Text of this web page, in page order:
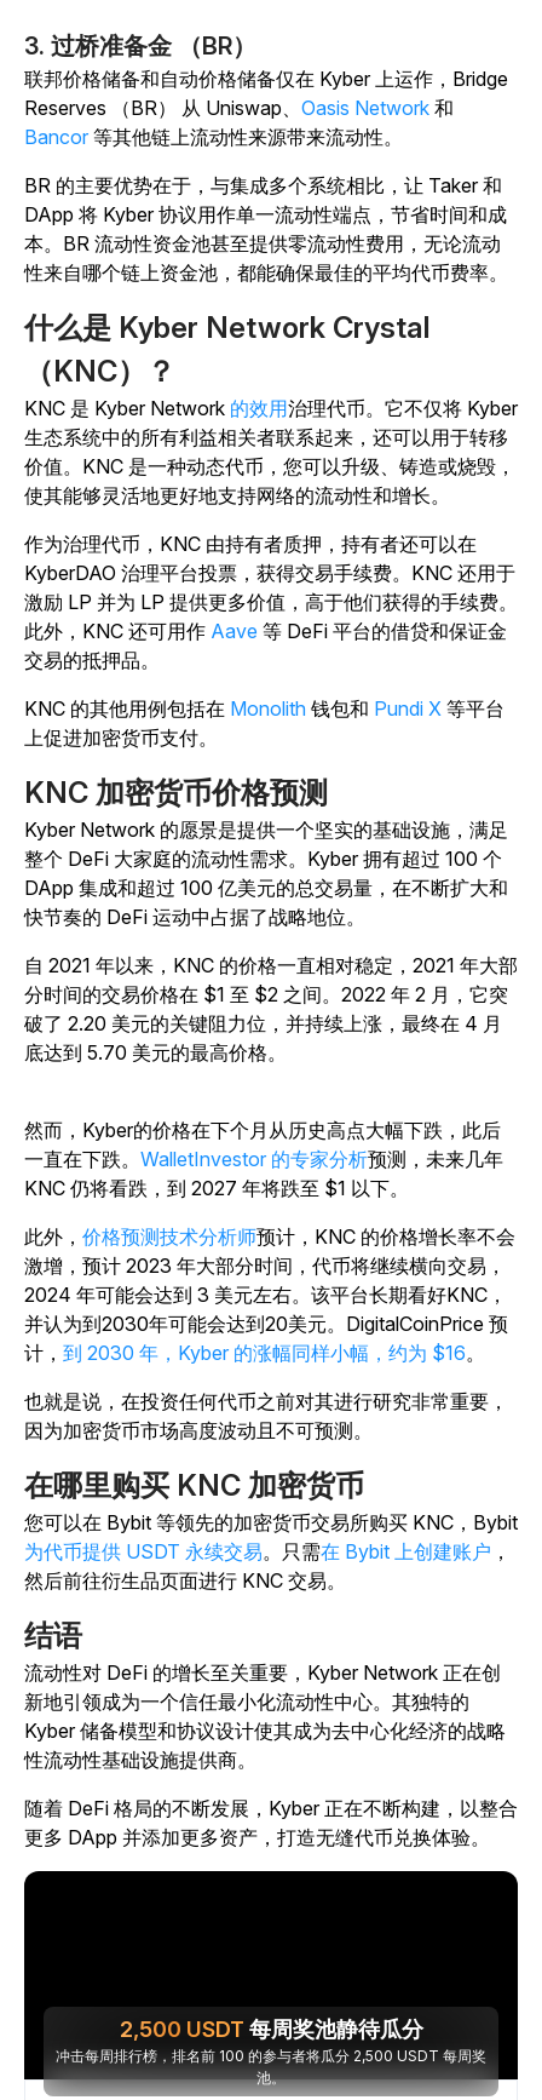
3. 过桥准备金 （BR）
联邦价格储备和自动价格储备仅在 Kyber 上运作，Bridge
Reserves （BR） 从 Uniswap、 Oasis Network 和
Bancor 等其他链上流动性来源带来流动性。
BR 的主要优势在于，与集成多个系统相比，让 Taker 和
DApp 将 Kyber 协议用作单一流动性端点，节省时间和成
本。BR 流动性资金池甚至提供零流动性费用，无论流动
性来自哪个链上资金池，都能确保最佳的平均代币费率。
什么是 Kyber Network Crystal
（KNC）？
KNC 是 Kyber Network 的效用治理代币。它不仅将 Kyber
生态系统中的所有利益相关者联系起来，还可以用于转移
价值。KNC 是一种动态代币，您可以升级、铸造或烧毁，
使其能够灵活地更好地支持网络的流动性和增长。
作为治理代币，KNC 由持有者质押，持有者还可以在
KyberDAO 治理平台投票，获得交易手续费。KNC 还用于
激励 LP 并为 LP 提供更多价值，高于他们获得的手续费。
此外，KNC 还可用作 Aave 等 DeFi 平台的借贷和保证金
交易的抵押品。
KNC 的其他用例包括在 Monolith 钱包和 Pundi X 等平台
上促进加密货币支付。
KNC 加密货币价格预测
Kyber Network 的愿景是提供一个坚实的基础设施，满足
整个 DeFi 大家庭的流动性需求。Kyber 拥有超过 100 个
DApp 集成和超过 100 亿美元的总交易量，在不断扩大和
快节奏的 DeFi 运动中占据了战略地位。
自 2021 年以来，KNC 的价格一直相对稳定，2021 年大部
分时间的交易价格在 $1 至 $2 之间。2022 年 2 月，它突
破了 2.20 美元的关键阻力位，并持续上涨，最终在 4 月
底达到 5.70 美元的最高价格。
然而，Kyber的价格在下个月从历史高点大幅下跌，此后
一直在下跌。 WalletInvestor 的专家分析预测，未来几年
KNC 仍将看跌，到 2027 年将跌至 $1 以下。
此外， 价格预测技术分析师预计，KNC 的价格增长率不会
激增，预计 2023 年大部分时间，代币将继续横向交易，
2024 年可能会达到 3 美元左右。该平台长期看好KNC，
并认为到2030年可能会达到20美元。DigitalCoinPrice 预
计， 到 2030 年，Kyber 的涨幅同样小幅，约为 $16。
也就是说，在投资任何代币之前对其进行研究非常重要，
因为加密货币市场高度波动且不可预测。
在哪里购买 KNC 加密货币
您可以在 Bybit 等领先的加密货币交易所购买 KNC，Bybit
为代币提供 USDT 永续交易。只需在 Bybit 上创建账户 ，
然后前往衍生品页面进行 KNC 交易。
结语
流动性对 DeFi 的增长至关重要，Kyber Network 正在创
新地引领成为一个信任最小化流动性中心。其独特的
Kyber 储备模型和协议设计使其成为去中心化经济的战略
性流动性基础设施提供商。
随着 DeFi 格局的不断发展，Kyber 正在不断构建，以整合
更多 DApp 并添加更多资产，打造无缝代币兑换体验。
2,500 USDT 每周奖池静待瓜分
冲击每周排行榜，排名前 100 的参与者将瓜分 2,500 USDT 每周奖
池。